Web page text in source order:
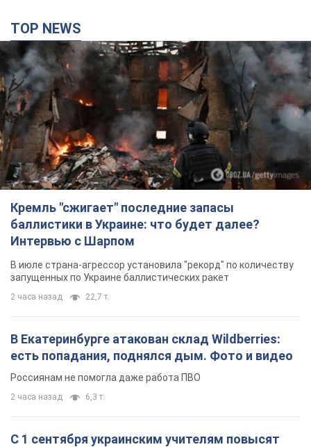
TOP NEWS
Кремль "сжигает" последние запасы
баллистики в Украине: что будет далее?
Интервью с Шарпом
В июле страна-агрессор установила "рекорд" по количеству
запущенных по Украине баллистических ракет
2 часа назад 22,7 т.
В Екатеринбурге атакован склад Wildberries:
есть попадания, поднялся дым. Фото и видео
Россиянам не помогла даже работа ПВО
2 часа назад 6,3 т.
С 1 сентября украинским учителям повысят